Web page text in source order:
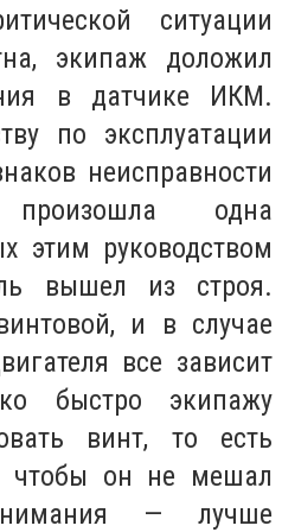
ситуации
экипаж доложил
в датчике ИКМ.
по эксплуатации
неисправности
одна
этим руководством
вышел из строя.
и в случае
все зависит
быстро экипажу
винт, то есть
чтобы он не мешал
— лучше